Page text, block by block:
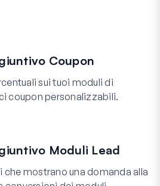
Coupon
sui tuoi moduli di
coupon personalizzabili.
Moduli Lead
che mostrano una domanda alla